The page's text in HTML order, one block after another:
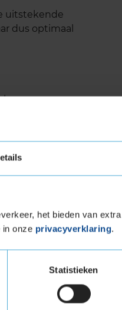
het bieden van
in onze privacyverklaring.
Statistieken
uitstekende
dus optimaal
is er minder
remweg en
werken
grip op sneeuw.
afgevoerd kan
hele levensduur.
band)